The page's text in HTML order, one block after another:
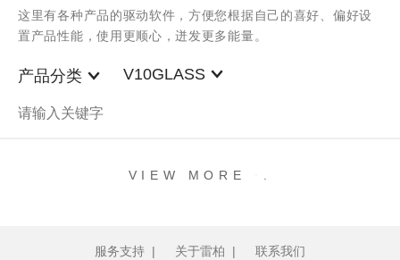
这里有各种产品的驱动软件，方便您根据自己的喜好、偏好设
置产品性能，使用更顺心，迸发更多能量。
产品分类 V10GLASS
VIEW MORE
服务支持 | 关于雷柏 | 联系我们